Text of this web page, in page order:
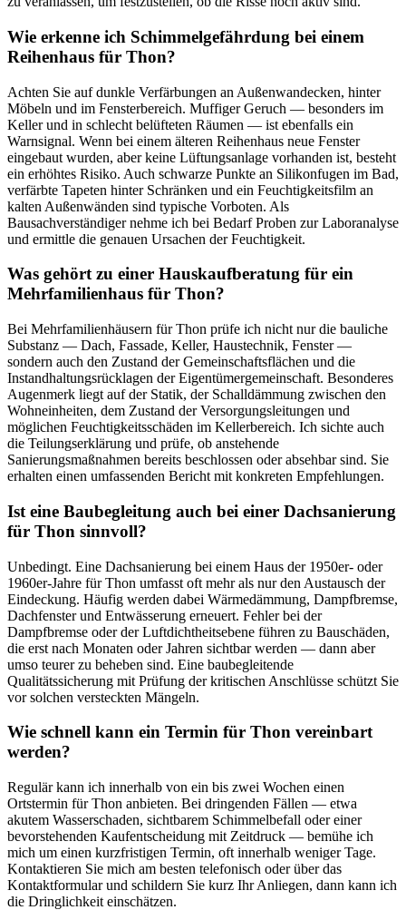
Wie erkenne ich Schimmelgefährdung bei einem
Reihenhaus für Thon?
Achten Sie auf dunkle Verfärbungen an Außenwandecken, hinter
Möbeln und im Fensterbereich. Muffiger Geruch — besonders im
Keller und in schlecht belüfteten Räumen — ist ebenfalls ein
Warnsignal. Wenn bei einem älteren Reihenhaus neue Fenster
eingebaut wurden, aber keine Lüftungsanlage vorhanden ist, besteht
ein erhöhtes Risiko. Auch schwarze Punkte an Silikonfugen im Bad,
verfärbte Tapeten hinter Schränken und ein Feuchtigkeitsfilm an
kalten Außenwänden sind typische Vorboten. Als
Bausachverständiger nehme ich bei Bedarf Proben zur Laboranalyse
und ermittle die genauen Ursachen der Feuchtigkeit.
Was gehört zu einer Hauskaufberatung für ein
Mehrfamilienhaus für Thon?
Bei Mehrfamilienhäusern für Thon prüfe ich nicht nur die bauliche
Substanz — Dach, Fassade, Keller, Haustechnik, Fenster —
sondern auch den Zustand der Gemeinschaftsflächen und die
Instandhaltungsrücklagen der Eigentümergemeinschaft. Besonderes
Augenmerk liegt auf der Statik, der Schalldämmung zwischen den
Wohneinheiten, dem Zustand der Versorgungsleitungen und
möglichen Feuchtigkeitsschäden im Kellerbereich. Ich sichte auch
die Teilungserklärung und prüfe, ob anstehende
Sanierungsmaßnahmen bereits beschlossen oder absehbar sind. Sie
erhalten einen umfassenden Bericht mit konkreten Empfehlungen.
Ist eine Baubegleitung auch bei einer Dachsanierung
für Thon sinnvoll?
Unbedingt. Eine Dachsanierung bei einem Haus der 1950er- oder
1960er-Jahre für Thon umfasst oft mehr als nur den Austausch der
Eindeckung. Häufig werden dabei Wärmedämmung, Dampfbremse,
Dachfenster und Entwässerung erneuert. Fehler bei der
Dampfbremse oder der Luftdichtheitsebene führen zu Bauschäden,
die erst nach Monaten oder Jahren sichtbar werden — dann aber
umso teurer zu beheben sind. Eine baubegleitende
Qualitätssicherung mit Prüfung der kritischen Anschlüsse schützt Sie
vor solchen versteckten Mängeln.
Wie schnell kann ein Termin für Thon vereinbart
werden?
Regulär kann ich innerhalb von ein bis zwei Wochen einen
Ortstermin für Thon anbieten. Bei dringenden Fällen — etwa
akutem Wasserschaden, sichtbarem Schimmelbefall oder einer
bevorstehenden Kaufentscheidung mit Zeitdruck — bemühe ich
mich um einen kurzfristigen Termin, oft innerhalb weniger Tage.
Kontaktieren Sie mich am besten telefonisch oder über das
Kontaktformular und schildern Sie kurz Ihr Anliegen, dann kann ich
die Dringlichkeit einschätzen.